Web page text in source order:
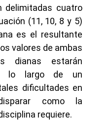
delimitadas cuatro
(11, 10, 8 y 5)
es el resultante
valores de ambas
dianas estarán
lo largo de un
dificultades en
como la
requiere.